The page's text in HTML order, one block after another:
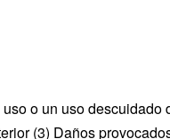
o un uso descuidado
(3) Daños